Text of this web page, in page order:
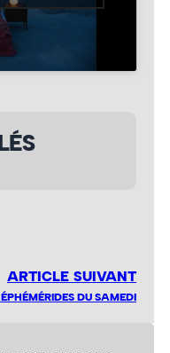
ARTICLE SUIVANT
DU SAMEDI